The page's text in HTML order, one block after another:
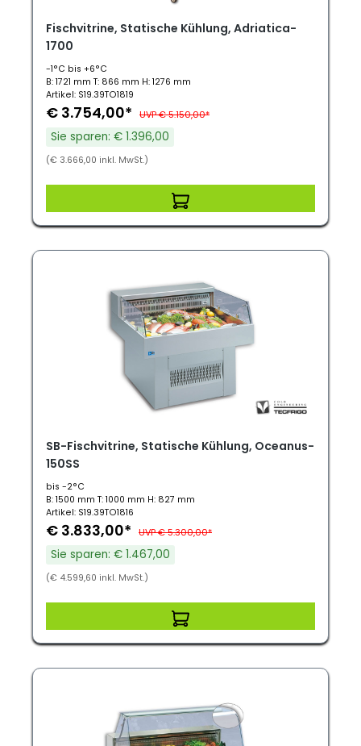
Fischvitrine, Statische Kühlung, Adriatica-
1700
-1°C bis +6°C
B: 1721 mm T: 866 mm H: 1276 mm
Artikel: S19.39TO1819
€ 3.754,00* UVP € 5.150,00*
Sie sparen: € 1.396,00
(€ 3.666,00 inkl. MwSt.)
SB-Fischvitrine, Statische Kühlung, Oceanus-
150SS
bis -2°C
B: 1500 mm T: 1000 mm H: 827 mm
Artikel: S19.39TO1816
€ 3.833,00* UVP € 5.300,00*
Sie sparen: € 1.467,00
(€ 4.599,60 inkl. MwSt.)